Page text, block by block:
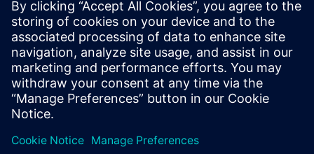
Dates And Registration
Currently, no events available
Add yourself to the course request list and you will be notified
when new dates become available.
Activate notification service